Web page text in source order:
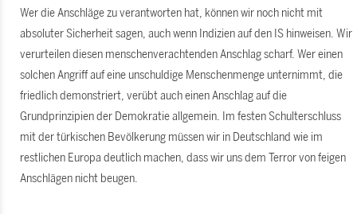
Wer die Anschläge zu verantworten hat, können wir noch nicht mit
absoluter Sicherheit sagen, auch wenn Indizien auf den IS hinweisen. Wir
verurteilen diesen menschenverachtenden Anschlag scharf. Wer einen
solchen Angriff auf eine unschuldige Menschenmenge unternimmt, die
friedlich demonstriert, verübt auch einen Anschlag auf die
Grundprinzipien der Demokratie allgemein. Im festen Schulterschluss
mit der türkischen Bevölkerung müssen wir in Deutschland wie im
restlichen Europa deutlich machen, dass wir uns dem Terror von feigen
Anschlägen nicht beugen.